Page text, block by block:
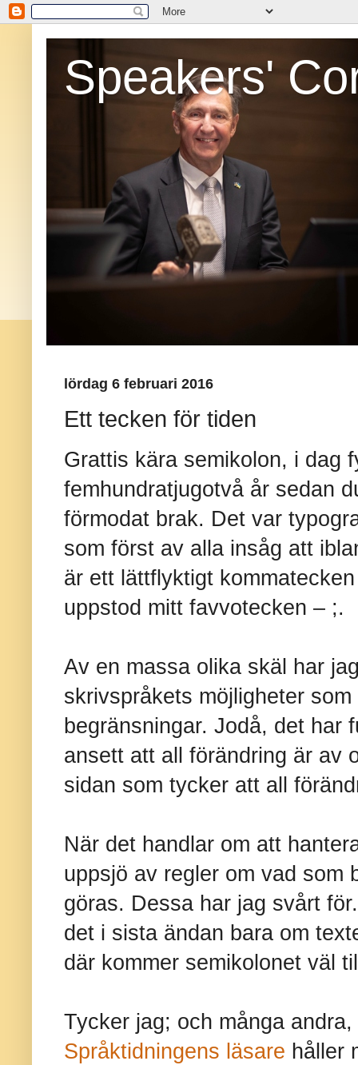
Speakers'
lördag 6 februari 2016
Ett tecken för tiden
Grattis kära semikolon, i dag
femhundratjugotvå år sedan
förmodat brak. Det var
som först av alla insåg att
är ett lättflyktigt
uppstod mitt favvotecken – ;.
Av en massa olika skäl har
skrivspråkets möjligheter
begränsningar. Jodå, det har
ansett att all förändring är av
sidan som tycker att all
När det handlar om att
uppsjö av regler om vad som
göras. Dessa har jag svårt
det i sista ändan bara om
där kommer semikolonet väl
Tycker jag; och många
Språktidningens läsare håller